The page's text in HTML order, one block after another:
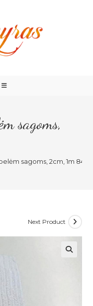
sagoms,
sagoms, 2cm, 1m
Next Product